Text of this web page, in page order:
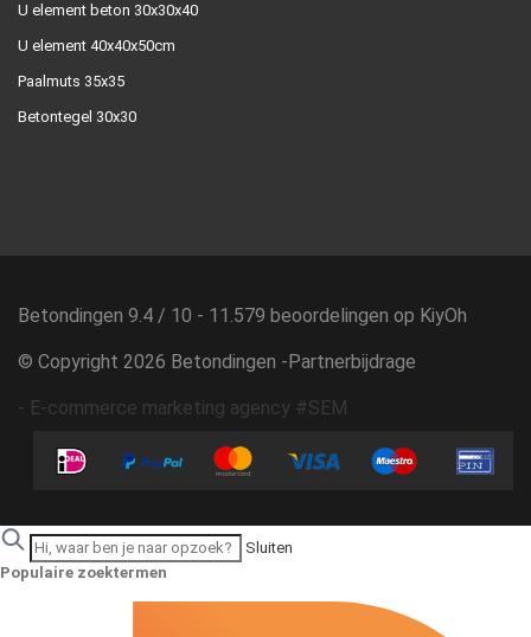
U element beton 30x30x40
U element 40x40x50cm
Paalmuts 35x35
Betontegel 30x30
Betondingen 9.4 / 10 - 11.579 beoordelingen op KiyOh
© Copyright 2026 Betondingen - Partnerbijdrage
- E-commerce marketing agency #SEM
Sluiten
Populaire zoektermen